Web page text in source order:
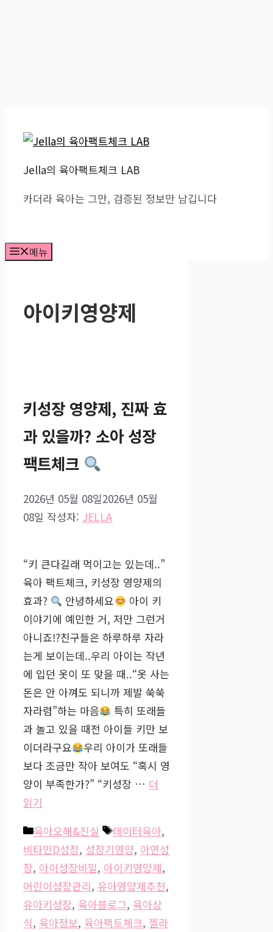
기
Jella의 육아팩트체크 LAB
카더라 육아는 그만, 검증된 정보만 남깁니다
메뉴
아이키영양제
키성장 영양제, 진짜 효
과 있을까? 소아 성장
팩트체크
2026년 05월 08일2026년 05월
08일 작성자: JELLA
“키 큰다길래 먹이고는 있는데..”
육아 팩트체크, 키성장 영양제의
효과?
안녕하세요
아이 키
이야기에 예민한 거, 저만 그런거
아니죠!?친구들은 하루하루 자라
는게 보이는데..우리 아이는 작년
에 입던 옷이 또 맞을 때..“옷 사는
돈은 안 아껴도 되니까 제발 쑥쑥
자라렴”하는 마음
특히 또래들
과 놀고 있을 때전 아이들 키만 보
이더라구요
우리 아이가 또래들
보다 조금만 작아 보여도 “혹시 영
양이 부족한가?” “키성장 … 더
읽기
카
테
고
리
육아오해&진실
태
그
데이터육아,
비타민D성장, 성장기영양, 아연성
장, 아이성장비밀, 아이키영양제,
어린이성장관리, 유아영양제추천,
유아키성장, 육아블로그, 육아상
식, 육아정보, 육아팩트체크, 젤라